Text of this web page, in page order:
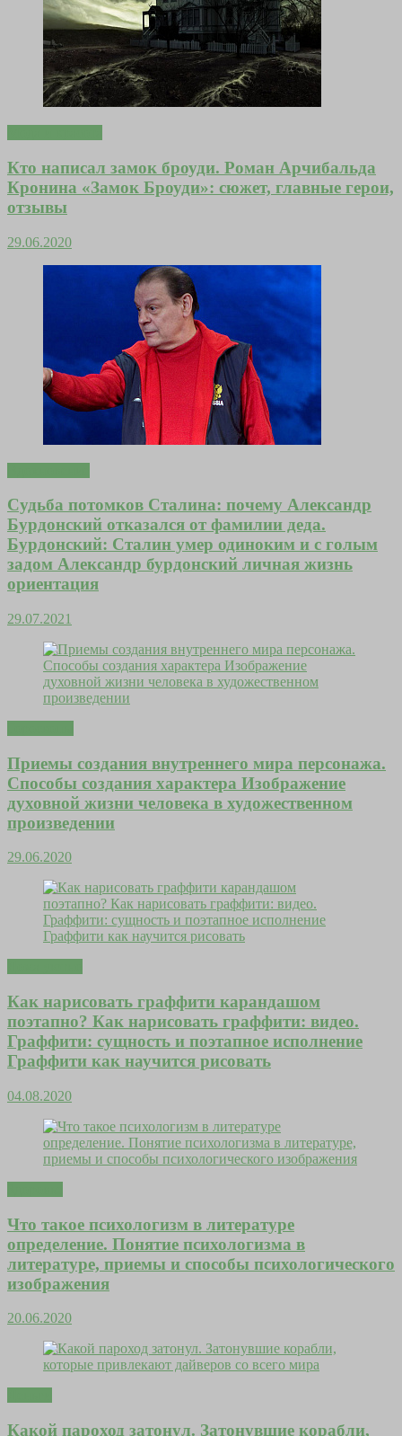
Кто написал замок броуди. Роман Арчибальда
Кронина «Замок Броуди»: сюжет, главные герои,
отзывы
29.06.2020
Судьба потомков Сталина: почему Александр
Бурдонский отказался от фамилии деда.
Бурдонский: Сталин умер одиноким и с голым
задом Александр бурдонский личная жизнь
ориентация
29.07.2021
Приемы создания внутреннего мира персонажа.
Способы создания характера Изображение
духовной жизни человека в художественном
произведении
29.06.2020
Как нарисовать граффити карандашом
поэтапно? Как нарисовать граффити: видео.
Граффити: сущность и поэтапное исполнение
Граффити как научится рисовать
04.08.2020
Что такое психологизм в литературе
определение. Понятие психологизма в
литературе, приемы и способы психологического
изображения
20.06.2020
Какой пароход затонул. Затонувшие корабли,